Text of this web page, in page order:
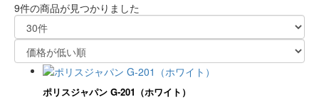
9件の商品が見つかりました
ポリスジャパン G-201（ホワイト）